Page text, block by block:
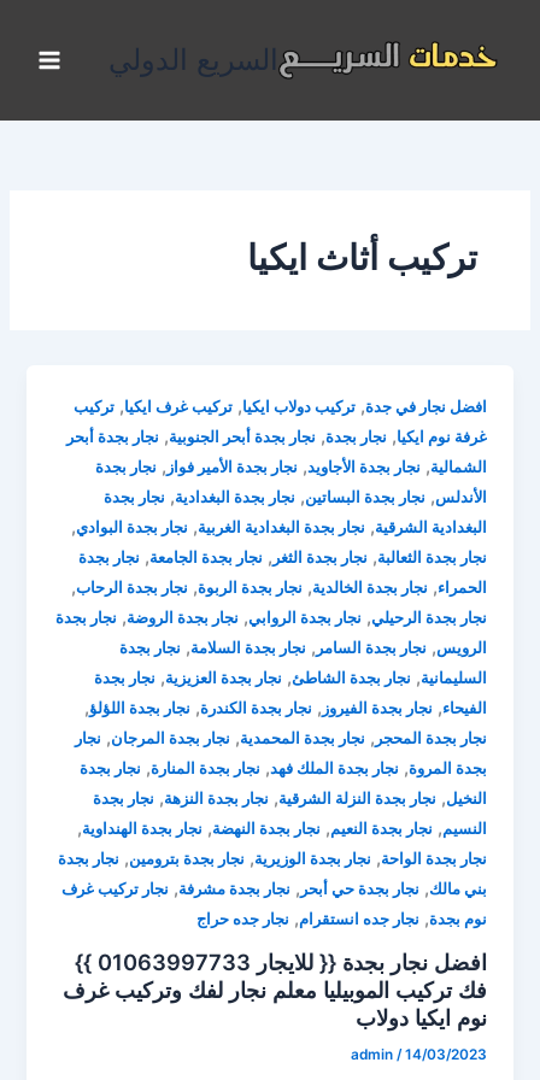
المحتوى
السريع الدولي
تركيب أثاث ايكيا
افضل نجار في جدة,تركيب دولاب ايكيا,تركيب غرف ايكيا,تركيب
غرفة نوم ايكيا, نجار بجدة, نجار بجدة أبحر الجنوبية, نجار بجدة أبحر
الشمالية, نجار بجدة الأجاويد, نجار بجدة الأمير فواز , نجار بجدة
الأندلس, نجار بجدة البساتين, نجار بجدة البغدادية, نجار بجدة
البغدادية الشرقية, نجار بجدة البغدادية الغربية, نجار بجدة البوادي,
نجار بجدة الثعالبة, نجار بجدة الثغر , نجار بجدة الجامعة, نجار بجدة
الحمراء, نجار بجدة الخالدية, نجار بجدة الربوة, نجار بجدة الرحاب,
نجار بجدة الرحيلي, نجار بجدة الروابي, نجار بجدة الروضة, نجار بجدة
الرويس, نجار بجدة السامر , نجار بجدة السلامة, نجار بجدة
السليمانية, نجار بجدة الشاطئ, نجار بجدة العزيزية, نجار بجدة
الفيحاء, نجار بجدة الفيروز , نجار بجدة الكندرة, نجار بجدة اللؤلؤ,
نجار بجدة المحجر , نجار بجدة المحمدية, نجار بجدة المرجان, نجار
بجدة المروة, نجار بجدة الملك فهد, نجار بجدة المنارة, نجار بجدة
النخيل, نجار بجدة النزلة الشرقية, نجار بجدة النزهة, نجار بجدة
النسيم, نجار بجدة النعيم, نجار بجدة النهضة, نجار بجدة الهنداوية,
نجار بجدة الواحة, نجار بجدة الوزيرية, نجار بجدة بترومين, نجار بجدة
بني مالك, نجار بجدة حي أبحر , نجار بجدة مشرفة, نجار تركيب غرف
نوم بجدة, نجار جده انستقرام, نجار جده حراج
افضل نجار بجدة {{ للايجار 01063997733 }}
فك تركيب الموبيليا ⁦معلم نجار لفك وتركيب غرف
نوم ايكيا دولاب
admin /14/03/2023